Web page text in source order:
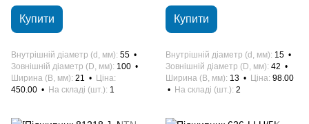
Купити
Внутрішній діаметр (d, мм) 55
Зовнішній діаметр (D, мм) 100
Ширина (B, мм) 21
Ціна
450.00
На складі (шт.) 1
Купити
Внутрішній діаметр (d, мм) 15
Зовнішній діаметр (D, мм) 42
Ширина (B, мм) 13 Ціна 98.00
На складі (шт.) 2